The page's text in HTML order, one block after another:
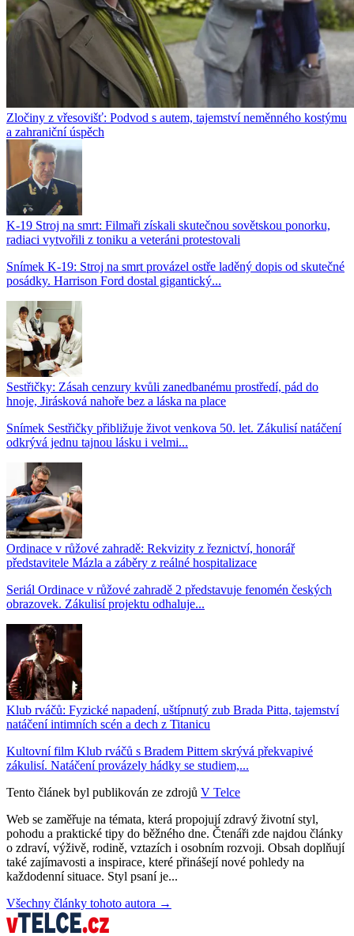
Zločiny z vřesovišť: Podvod s autem, tajemství neměnného kostýmu
a zahraniční úspěch
K-19 Stroj na smrt: Filmaři získali skutečnou sovětskou ponorku,
radiaci vytvořili z toniku a veteráni protestovali
Snímek K-19: Stroj na smrt provázel ostře laděný dopis od skutečné
posádky. Harrison Ford dostal gigantický...
Sestřičky: Zásah cenzury kvůli zanedbanému prostředí, pád do
hnoje, Jirásková nahoře bez a láska na place
Snímek Sestřičky přibližuje život venkova 50. let. Zákulisí natáčení
odkrývá jednu tajnou lásku i velmi...
Ordinace v růžové zahradě: Rekvizity z řeznictví, honorář
představitele Mázla a záběry z reálné hospitalizace
Seriál Ordinace v růžové zahradě 2 představuje fenomén českých
obrazovek. Zákulisí projektu odhaluje...
Klub rváčů: Fyzické napadení, uštípnutý zub Brada Pitta, tajemství
natáčení intimních scén a dech z Titanicu
Kultovní film Klub rváčů s Bradem Pittem skrývá překvapivé
zákulisí. Natáčení provázely hádky se studiem,...
Tento článek byl publikován ze zdrojů V Telce
Web se zaměřuje na témata, která propojují zdravý životní styl,
pohodu a praktické tipy do běžného dne. Čtenáři zde najdou články
o zdraví, výživě, rodině, vztazích i osobním rozvoji. Obsah doplňují
také zajímavosti a inspirace, které přinášejí nové pohledy na
každodenní situace. Styl psaní je...
Všechny články tohoto autora →